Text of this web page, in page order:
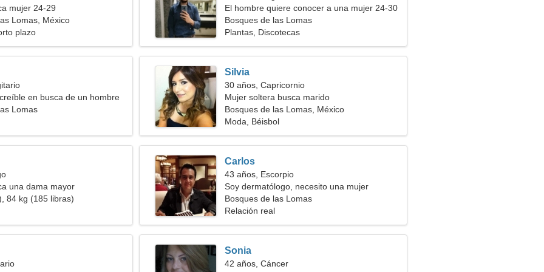
mujer 24-29
Lomas, México
plazo
El hombre quiere conocer a una mujer 24-30
Bosques de las Lomas
Plantas, Discotecas
en busca de un hombre
Lomas
Silvia
30 años, Capricornio
Mujer soltera busca marido
Bosques de las Lomas, México
Moda, Béisbol
una dama mayor
84 kg (185 libras)
Carlos
43 años, Escorpio
Soy dermatólogo, necesito una mujer
divertida
Bosques de las Lomas
Relación real
Sonia
42 años, Cáncer